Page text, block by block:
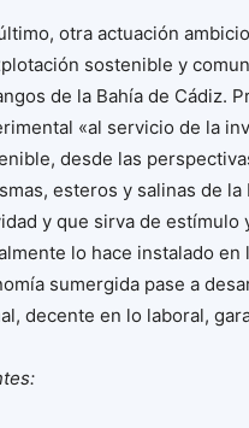
otra actuación
sostenible y
de la Bahía de Cádiz.
«al servicio de la
desde las
esteros y salinas de
y que sirva de estímulo
lo hace instalado
sumergida pase a
decente en lo laboral,